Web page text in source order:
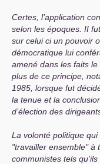
Certes, l’application
selon les époques. II
sur celui ci un pouvoir
démocratique lui
amené dans les faits le
plus de ce principe,
1985, lorsque fut
la tenue et la
d’élection des
La volonté politique
"travailler ensemble" à
communistes tels